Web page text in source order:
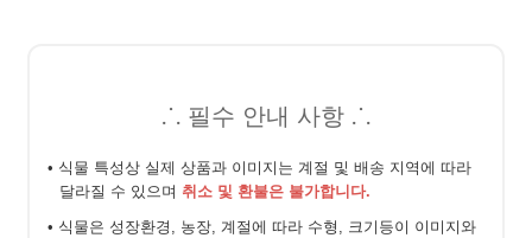
⸫ 필수 안내 사항 ⸫
• 식물 특성상 실제 상품과 이미지는 계절 및 배송 지역에 따라
달라질 수 있으며 취소 및 환불은 불가합니다.
• 식물은 성장환경, 농장, 계절에 따라 수형, 크기등이 이미지와